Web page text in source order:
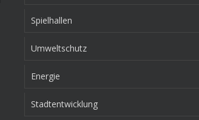
Spielhallen
Umweltschutz
Energie
Stadtentwicklung